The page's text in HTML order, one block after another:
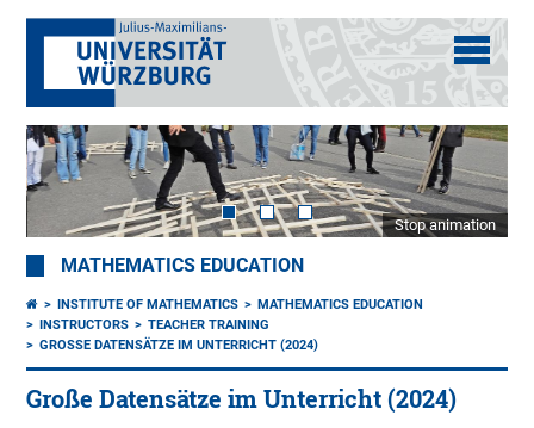
Stop animation
MATHEMATICS EDUCATION
INSTITUTE OF MATHEMATICS
MATHEMATICS EDUCATION
INSTRUCTORS
TEACHER TRAINING
GROSSE DATENSÄTZE IM UNTERRICHT (2024)
Große Datensätze im Unterricht (2024)